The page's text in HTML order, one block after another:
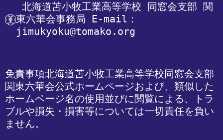
北海道苫小牧工業高等学校 同窓会支部 関
東六華会事務局 E-mail：
jimukyoku@tomako.org
免責事項北海道苫小牧工業高等学校同窓会支部
関東六華会公式ホームページおよび、類似した
ホームページ名の使用並びに閲覧による、トラ
ブルや損失・損害等については一切責任を負い
ません。